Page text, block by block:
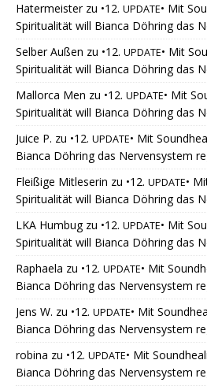
Hatermeisterzu •12. UPDATE• Mit
Spiritualität will Bianca Döhring das
Selber Außen zu •12. UPDATE• Mit
Spiritualität will Bianca Döhring das
Mallorca Men zu •12. UPDATE• Mit
Spiritualität will Bianca Döhring das
Juice P. zu •12. UPDATE• Mit
Bianca Döhring das Nervensystem
Fleißige Mitleserin zu •12. UPDATE•
Spiritualität will Bianca Döhring das
LKA Humbugzu •12. UPDATE• Mit
Spiritualität will Bianca Döhring das
Raphaela zu •12. UPDATE• Mit
Bianca Döhring das Nervensystem
Jens W. zu •12. UPDATE• Mit
Bianca Döhring das Nervensystem
robina zu •12. UPDATE• Mit
Bianca Döhring das Nervensystem